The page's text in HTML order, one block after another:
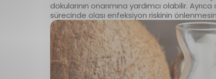
dokularının onarımına yardımcı olabilir.
sürecinde olası enfeksiyon riskinin